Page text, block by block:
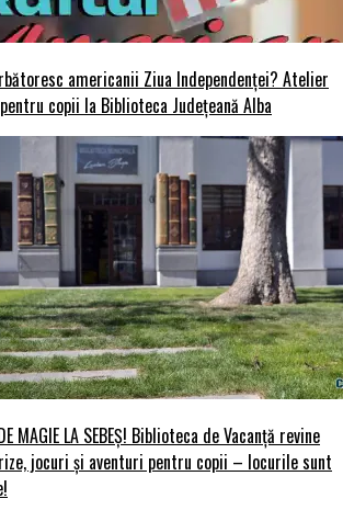
americanii Ziua Independenței? Atelier
copii la Biblioteca Județeană Alba
MAGIE LA SEBEȘ! Biblioteca de Vacanță revine
jocuri și aventuri pentru copii – locurile sunt